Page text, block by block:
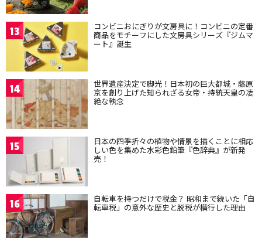
13 コンビニおにぎりが文房具に！コンビニの定番
商品をモチーフにした文房具シリーズ『ジムマ
ート』誕生
14 世界遺産決定で脚光！日本初の巨大都城・藤原
京を創り上げた知られざる女帝・持統天皇の凄
絶な執念
15 日本の四季折々の植物や情景を描くことに相応
しい色を集めた水彩色鉛筆『色辞典』が新発
売！
16 自転車を持つだけで税金？ 昭和まで続いた「自
転車税」の意外な歴史と脱税が横行した理由